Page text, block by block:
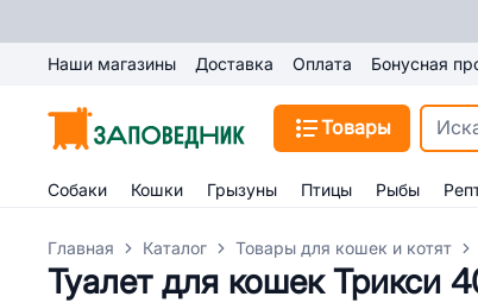
Наши магазины Доставка Оплата Бонусная
Товары
Собаки Кошки Грызуны Птицы Рыбы
Главная Каталог Товары для кошек и котят
Туалет для кошек Трикси